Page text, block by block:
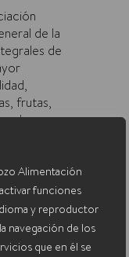
Alimentación
funciones
y reproductor
navegación de los
que en él se
de la
de
frutas,
y
con la baja
está